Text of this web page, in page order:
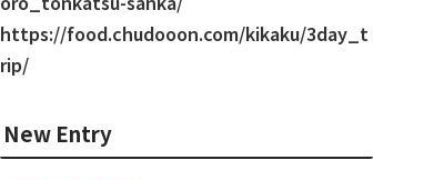
https://food.chudooon.com/kikaku/3day_t
rip/
New Entry